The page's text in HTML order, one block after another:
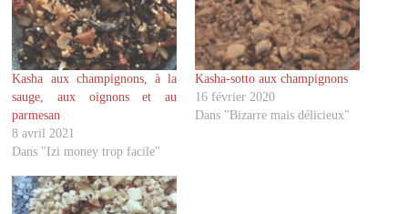
p
a
r
t
a
g
e
u
r
T
w
t
t
e
p
a
r
t
a
g
e
r
s
a
c
e
b
o
Kasha aux champignons, à la
sauge, aux oignons et au
parmesan
8 avril 2021
Dans "Izi money trop facile"
Kasha-sotto aux champignons
16 février 2020
Dans "Bizarre mais délicieux"